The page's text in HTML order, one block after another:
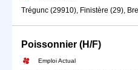
Trégunc (29910), Finistère (29),
Poissonnier (H/F)
Emploi Actual